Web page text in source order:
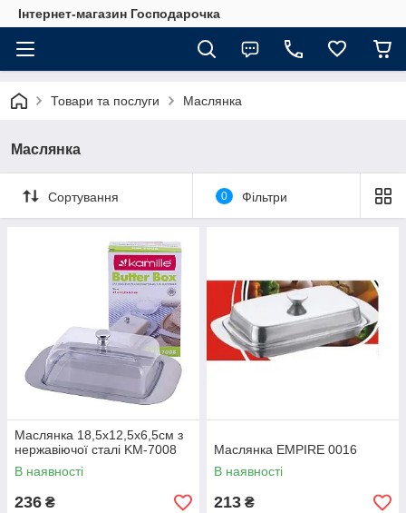
Інтернет-магазин Господарочка
Товари та послуги Маслянка
Маслянка
Сортування 0 Фільтри
Маслянка 18,5х12,5х6,5см з
нержавіючої сталі KM-7008
В наявності
236 ₴
Маслянка EMPIRE 0016
В наявності
213 ₴